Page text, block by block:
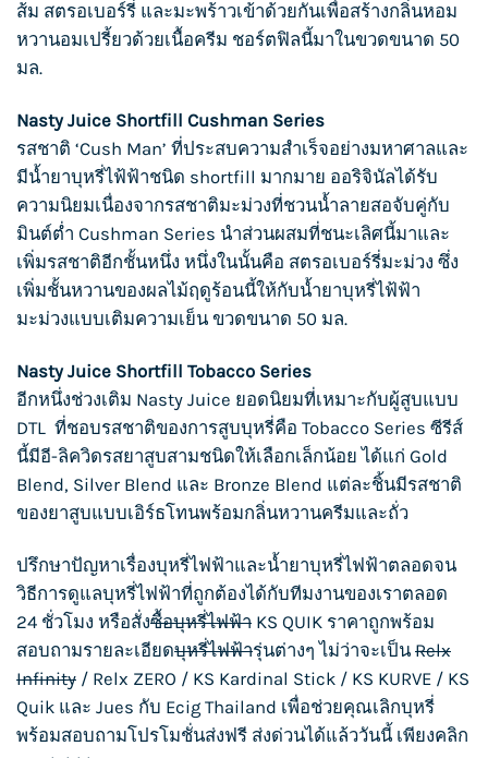
ส้ม สตรอเบอร์รี่ และมะพร้าวเข้าด้วยกันเพื่อสร้างกลิ่นหอม
หวานอมเปรี้ยวด้วยเนื้อครีม ชอร์ตฟิลนี้มาในขวดขนาด 50
มล.
Nasty Juice Shortfill Cushman Series
รสชาติ ‘Cush Man’ ที่ประสบความสำเร็จอย่างมหาศาลและ
มีน้ำยาบุหรี่ไฟ้ฟ้าชนิด shortfill มากมาย ออริจินัลได้รับ
ความนิยมเนื่องจากรสชาติมะม่วงที่ชวนน้ำลายสอจับคู่กับ
มินต์ต่ำ Cushman Series นำส่วนผสมที่ชนะเลิศนี้มาและ
เพิ่มรสชาติอีกชั้นหนึ่ง หนึ่งในนั้นคือ สตรอเบอร์รี่มะม่วง ซึ่ง
เพิ่มชั้นหวานของผลไม้ฤดูร้อนนี้ให้กับน้ำยาบุหรี่ไฟ้ฟ้า
มะม่วงแบบเติมความเย็น ขวดขนาด 50 มล.
Nasty Juice Shortfill Tobacco Series
อีกหนึ่งช่วงเติม Nasty Juice ยอดนิยมที่เหมาะกับผู้สูบแบบ
DTL ที่ชอบรสชาติของการสูบบุหรี่คือ Tobacco Series ซีรีส์
นี้มีอี-ลิควิดรสยาสูบสามชนิดให้เลือกเล็กน้อย ได้แก่ Gold
Blend, Silver Blend และ Bronze Blend แต่ละชิ้นมีรสชาติ
ของยาสูบแบบเอิร์ธโทนพร้อมกลิ่นหวานครีมและถั่ว
ปรึกษาปัญหาเรื่องบุหรี่ไฟฟ้าและน้ำยาบุหรี่ไฟฟ้าตลอดจน
วิธีการดูแลบุหรี่ไฟฟ้าที่ถูกต้องได้กับทีมงานของเราตลอด
24 ชั่วโมง หรือสั่งซื้อบุหรี่ไฟฟ้า KS QUIK ราคาถูกพร้อม
สอบถามรายละเอียดบุหรี่ไฟฟ้ารุ่นต่างๆ ไม่ว่าจะเป็น Relx
Infinity / Relx ZERO / KS Kardinal Stick / KS KURVE / KS
Quik และ Jues กับ Ecig Thailand เพื่อช่วยคุณเลิกบุหรี่
พร้อมสอบถามโปรโมชั่นส่งฟรี ส่งด่วนได้แล้ววันนี้ เพียงคลิก